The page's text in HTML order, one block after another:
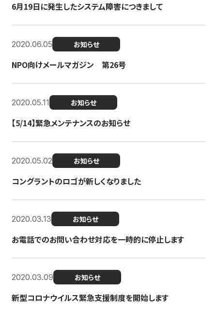
6月19日に発生したシステム障害につきまして
2020.06.05 お知らせ
NPO向けメールマガジン 第26号
2020.05.11 お知らせ
【5/14】緊急メンテナンスのお知らせ
2020.05.02 お知らせ
コングラントのロゴが新しくなりました
2020.03.13 お知らせ
お電話でのお問い合わせ対応を一時的に停止します
2020.03.09 お知らせ
新型コロナウイルス緊急支援制度を開始します